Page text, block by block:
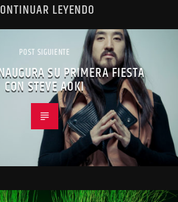
LEYENDO
POST SIGUIENTE
SU PRIMERA FIESTA
CON STEVE AOKI